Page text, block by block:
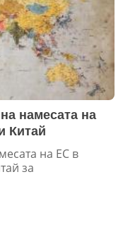
намесата на
Китай
на ЕС в
за